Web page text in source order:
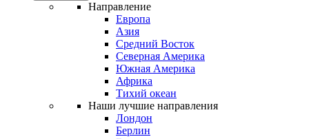
Направление
Европа
Азия
Средний Восток
Северная Америка
Южная Америка
Африка
Тихий океан
Наши лучшие направления
Лондон
Берлин